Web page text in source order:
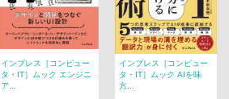
インプレス［コンピュー
タ・IT］ムック エンジニ
ア...
インプレス［コンピュー
タ・IT］ムック AIを味
方...